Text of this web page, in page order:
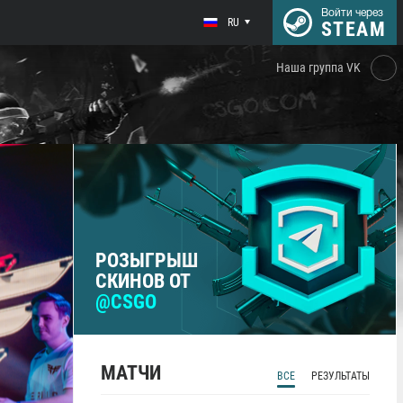
RU
Войти через
STEAM
Наша группа VK
РОЗЫГРЫШ
СКИНОВ ОТ
@CSGO
МАТЧИ ВСЕ РЕЗУЛЬТАТЫ